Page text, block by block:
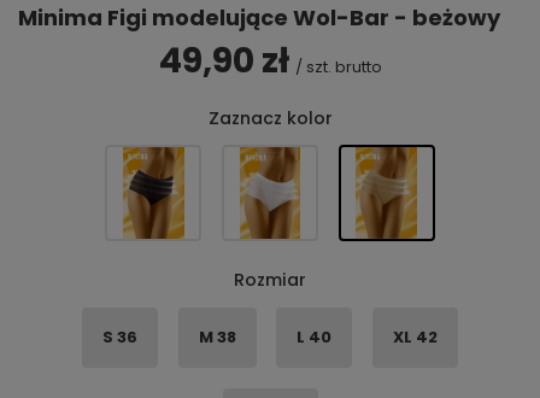
Minima Figi modelujące Wol-Bar - beżowy
49,90 zł / szt. brutto
Zaznacz kolor
Rozmiar
S 36 M 38 L 40 XL 42